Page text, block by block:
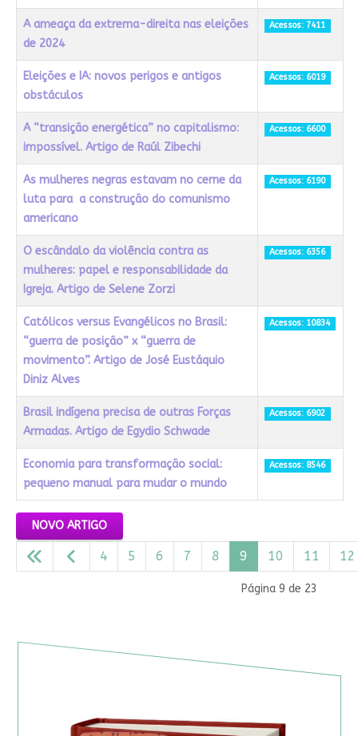
A ameaça da extrema-direita nas eleições
de 2024
Acessos: 7411
Eleições e IA: novos perigos e antigos
obstáculos
Acessos: 6019
A “transição energética” no capitalismo:
impossível. Artigo de Raúl Zibechi
Acessos: 6600
As mulheres negras estavam no cerne da
luta para a construção do comunismo
americano
Acessos: 6190
O escândalo da violência contra as
mulheres: papel e responsabilidade da
Igreja. Artigo de Selene Zorzi
Acessos: 6356
Católicos versus Evangélicos no Brasil:
“guerra de posição” x “guerra de
movimento”. Artigo de José Eustáquio
Diniz Alves
Acessos: 10834
Brasil indígena precisa de outras Forças
Armadas. Artigo de Egydio Schwade
Acessos: 6902
Economia para transformação social:
pequeno manual para mudar o mundo
Acessos: 8546
NOVO ARTIGO
Página 9 de 23
4 5 6 7 8 9 10 11 12